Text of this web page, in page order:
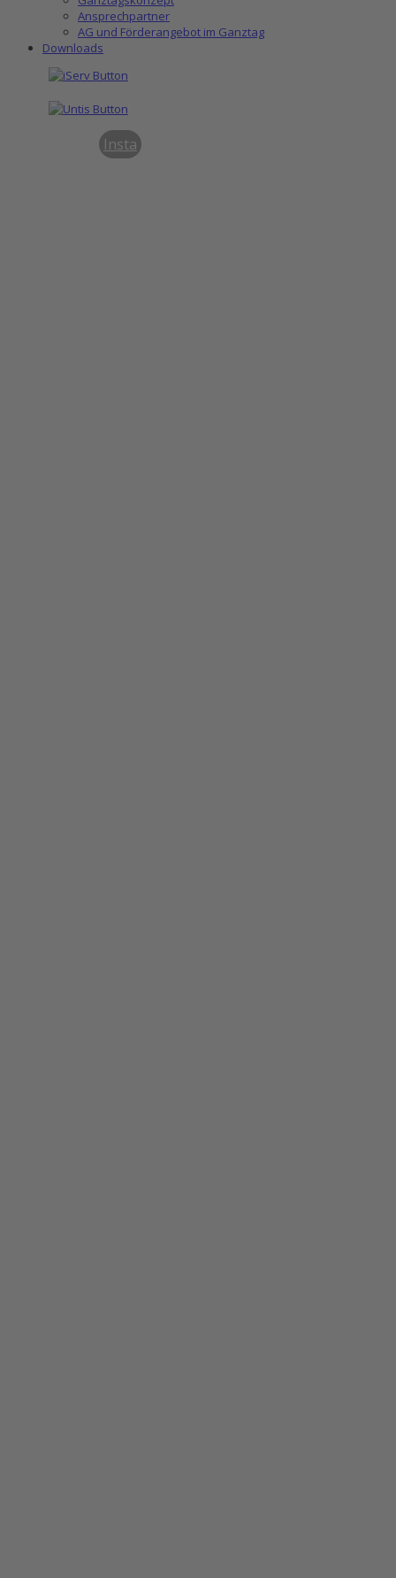
Ansprechpartner
AG und Förderangebot im Ganztag
Downloads
Insta